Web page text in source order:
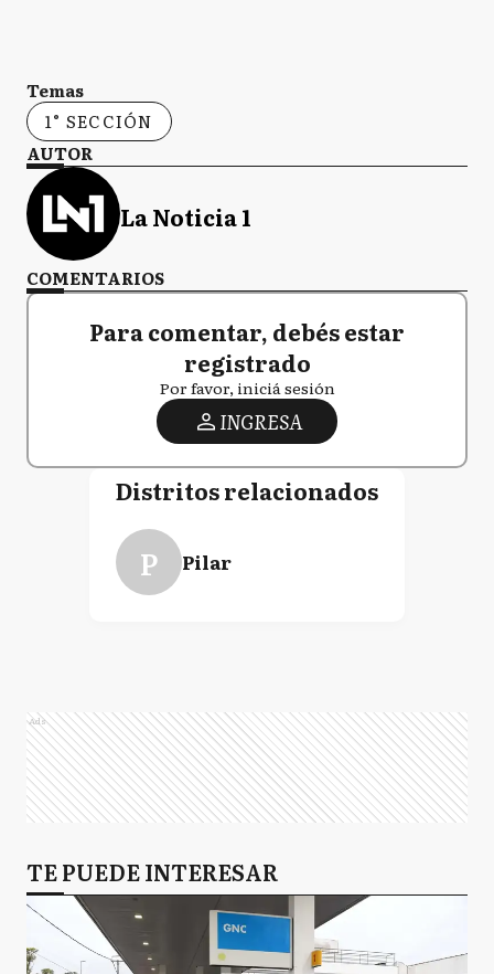
Temas
1° SECCIÓN
AUTOR
La Noticia 1
COMENTARIOS
Para comentar, debés estar
registrado
Por favor, iniciá sesión
INGRESA
Distritos relacionados
P Pilar
Ads
TE PUEDE INTERESAR